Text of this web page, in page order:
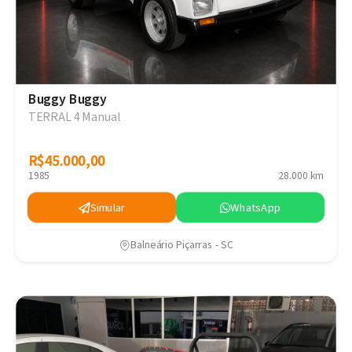
Buggy Buggy
TERRAL 4 Manual
R$45.000,00
R$45.000,00
1985 28.000 km
Simular WhatsApp
Balneário Piçarras - SC